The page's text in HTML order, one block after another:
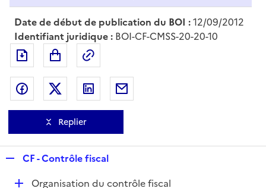
Date de début de publication du BOI :12/09/2012
Identifiant juridique : BOI-CF-CMSS-20-20-10
Exporter le document au format pdf
Partager sur Facebook
Partager sur Twitter
Partager sur LinkedIn
Replier
CF - Contrôle fiscal
DOrganisation du contrôle fiscal